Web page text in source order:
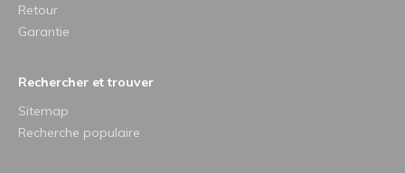
Retour
Garantie
Rechercher et trouver
Sitemap
Recherche populaire